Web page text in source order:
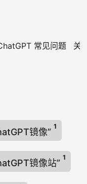
常见问题 关
镜像”
1
镜像站”
1